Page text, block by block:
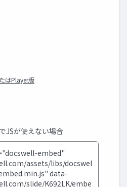
はPlayer版
JSが使えない場合